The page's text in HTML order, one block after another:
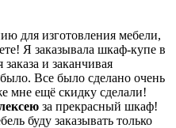
для изготовления мебели,
Я заказывала шкаф-купе в
и заканчивая
Все было сделано очень
мне ещё скидку сделали!
за прекрасный шкаф!
буду заказывать только